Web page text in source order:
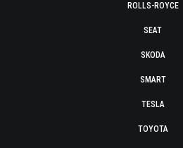
ROLLS-ROYCE
SEAT
SKODA
SMART
TESLA
TOYOTA